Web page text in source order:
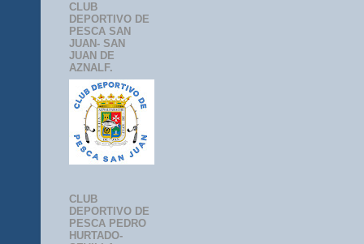
CLUB
DEPORTIVO DE
PESCA SAN
JUAN- SAN
JUAN DE
AZNALF.
CLUB
DEPORTIVO DE
PESCA PEDRO
HURTADO-